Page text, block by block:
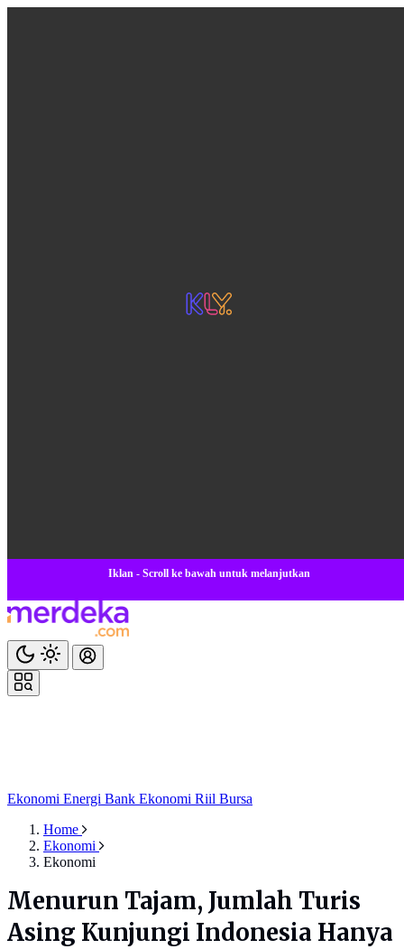
Iklan - Scroll ke bawah untuk melanjutkan
Ekonomi Energi Bank Ekonomi Riil Bursa
Home
Ekonomi
Ekonomi
Menurun Tajam, Jumlah Turis
Asing Kunjungi Indonesia Hanya